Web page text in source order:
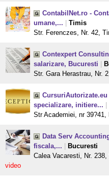
ContabilNet.ro -
umane,...
Timis
Str. Ferenczes, Nr. 42,
Contexpert
salarizare, Bucuresti
Str. Gara Herastrau, Nr.
specializare, initiere...
Str Academiei, nr
Data Serv
fiscala,...
Bucuresti
Calea Vacaresti, Nr.
video